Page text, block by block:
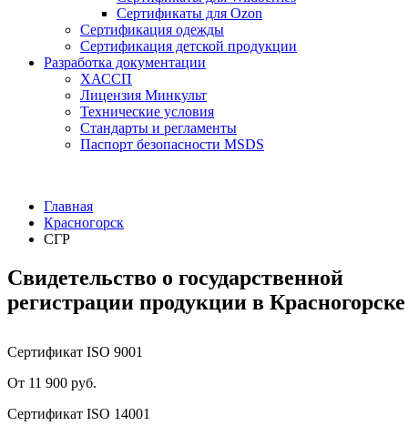
Сертификаты для Ozon
Сертификация одежды
Сертификация детской продукции
Разработка документации
ХАССП
Лицензия Минкульт
Технические условия
Стандарты и регламенты
Паспорт безопасности MSDS
Главная
Красногорск
СГР
Свидетельство о государственной
регистрации продукции в Красногорске
Сертификат ISO 9001
От 11 900 руб.
Сертификат ISO 14001